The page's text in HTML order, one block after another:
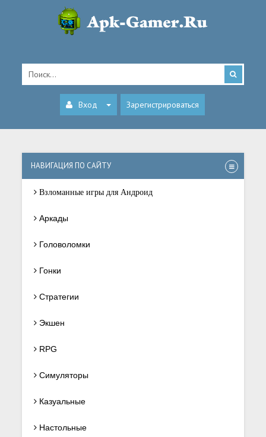
Вход Зарегистрироваться
НАВИГАЦИЯ ПО САЙТУ
Взломанные игры для Андроид
Аркады
Головоломки
Гонки
Стратегии
Экшен
RPG
Симуляторы
Казуальные
Настольные